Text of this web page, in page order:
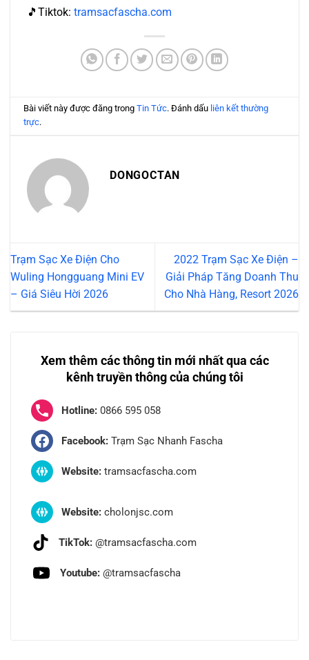
🎵Tiktok: tramsacfascha.com
Bài viết này được đăng trongTin Tức. Đánh dấu liên kết thường
trực.
DONGOCTAN
Trạm Sạc Xe Điện Cho
Wuling Hongguang Mini EV
– Giá Siêu Hời 2026
2022 Trạm Sạc Xe Điện –
Giải Pháp Tăng Doanh Thu
Cho Nhà Hàng, Resort 2026
Xem thêm các thông tin mới nhất qua các
kênh truyền thông của chúng tôi
Hotline: 0866 595 058
Facebook: Trạm Sạc Nhanh Fascha
Website: tramsacfascha.com
Website: cholonjsc.com
TikTok: @tramsacfascha.com
Youtube: @tramsacfascha